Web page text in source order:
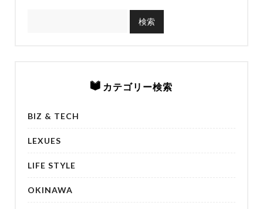
カテゴリー検索
BIZ & TECH
LEXUES
LIFE STYLE
OKINAWA